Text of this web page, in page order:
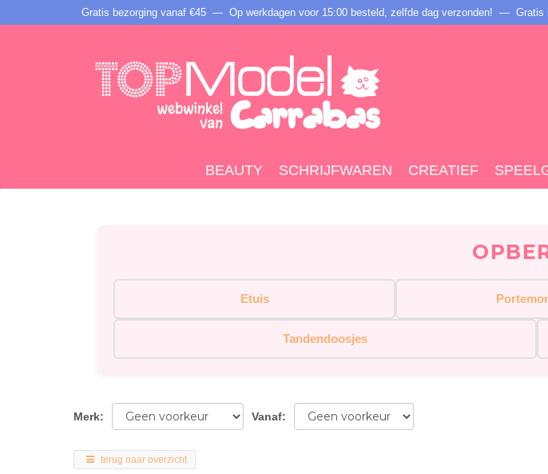
Gratis bezorging vanaf €45 — Op werkdagen voor 15:00 besteld, zelfde dag verzonden! — Gratis
BEAUTY SCHRIJFWAREN CREATIEF
Etuis
Tandendoosjes
Merk: Vanaf:
terug naar overzicht